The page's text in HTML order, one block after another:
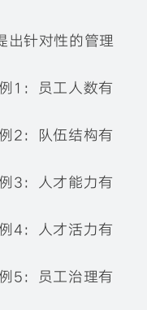
出针对性的管理
：员工人数有
：队伍结构有
：人才能力有
：人才活力有
：员工治理有